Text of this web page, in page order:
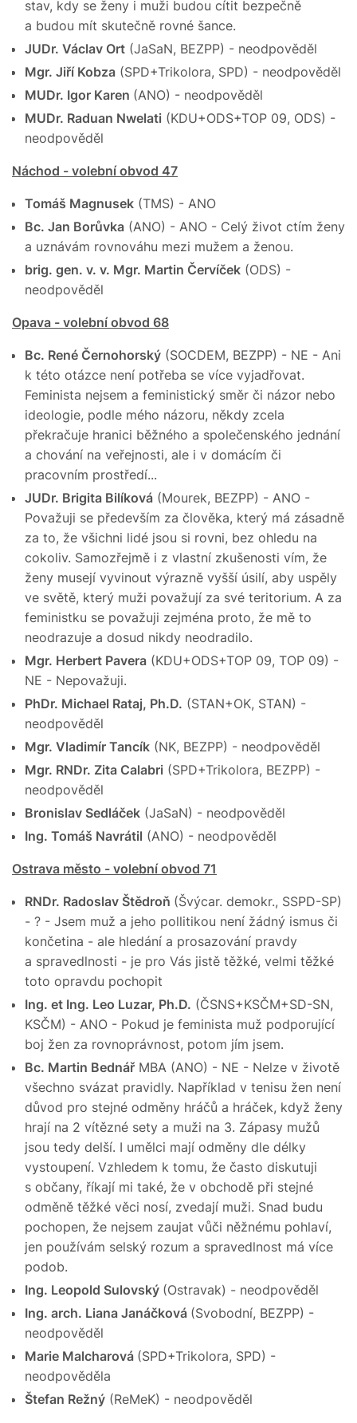
stav, kdy se ženy i muži budou cítit bezpečně
a budou mít skutečně rovné šance.
JUDr. Václav Ort (JaSaN, BEZPP) - neodpověděl
Mgr. Jiří Kobza (SPD+Trikolora, SPD) - neodpověděl
MUDr. Igor Karen (ANO) - neodpověděl
MUDr. Raduan Nwelati (KDU+ODS+TOP 09, ODS) -
neodpověděl
Náchod - volební obvod 47
Tomáš Magnusek (TMS) - ANO
Bc. Jan Borůvka (ANO) - ANO - Celý život ctím ženy
a uznávám rovnováhu mezi mužem a ženou.
brig. gen. v. v. Mgr. Martin Červíček (ODS) -
neodpověděl
Opava - volební obvod 68
Bc. René Černohorský (SOCDEM, BEZPP) - NE - Ani
k této otázce není potřeba se více vyjadřovat.
Feminista nejsem a feministický směr či názor nebo
ideologie, podle mého názoru, někdy zcela
překračuje hranici běžného a společenského jednání
a chování na veřejnosti, ale i v domácím či
pracovním prostředí...
JUDr. Brigita Bilíková (Mourek, BEZPP) - ANO -
Považuji se především za člověka, který má zásadně
za to, že všichni lidé jsou si rovni, bez ohledu na
cokoliv. Samozřejmě i z vlastní zkušenosti vím, že
ženy musejí vyvinout výrazně vyšší úsilí, aby uspěly
ve světě, který muži považují za své teritorium. A za
feministku se považuji zejména proto, že mě to
neodrazuje a dosud nikdy neodradilo.
Mgr. Herbert Pavera (KDU+ODS+TOP 09, TOP 09) -
NE - Nepovažuji.
PhDr. Michael Rataj, Ph.D. (STAN+OK, STAN) -
neodpověděl
Mgr. Vladimír Tancík (NK, BEZPP) - neodpověděl
Mgr. RNDr. Zita Calabri (SPD+Trikolora, BEZPP) -
neodpověděl
Bronislav Sedláček (JaSaN) - neodpověděl
Ing. Tomáš Navrátil (ANO) - neodpověděl
Ostrava město - volební obvod 71
RNDr. Radoslav Štědroň (Švýcar. demokr., SSPD-SP)
- ? - Jsem muž a jeho pollitikou není žádný ismus či
končetina - ale hledání a prosazování pravdy
a spravedlnosti - je pro Vás jistě těžké, velmi těžké
toto opravdu pochopit
Ing. et Ing. Leo Luzar, Ph.D. (ČSNS+KSČM+SD-SN,
KSČM) - ANO - Pokud je feminista muž podporující
boj žen za rovnoprávnost, potom jím jsem.
Bc. Martin Bednář MBA (ANO) - NE - Nelze v životě
všechno svázat pravidly. Například v tenisu žen není
důvod pro stejné odměny hráčů a hráček, když ženy
hrají na 2 vítězné sety a muži na 3. Zápasy mužů
jsou tedy delší. I umělci mají odměny dle délky
vystoupení. Vzhledem k tomu, že často diskutuji
s občany, říkají mi také, že v obchodě při stejné
odměně těžké věci nosí, zvedají muži. Snad budu
pochopen, že nejsem zaujat vůči něžnému pohlaví,
jen používám selský rozum a spravedlnost má více
podob.
Ing. Leopold Sulovský (Ostravak) - neodpověděl
Ing. arch. Liana Janáčková (Svobodní, BEZPP) -
neodpověděl
Marie Malcharová (SPD+Trikolora, SPD) -
neodpověděla
Štefan Režný (ReMeK) - neodpověděl